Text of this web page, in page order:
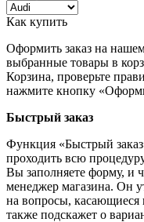
Как купить
Оформить заказ на
выбранные товары в
Корзина, проверьте
нажмите кнопку
Быстрый заказ
Функция «Быстрый
проходить всю
Вы заполняете форму, и
менеджер магазина. Он
на вопросы, касающиеся
также подскажет о